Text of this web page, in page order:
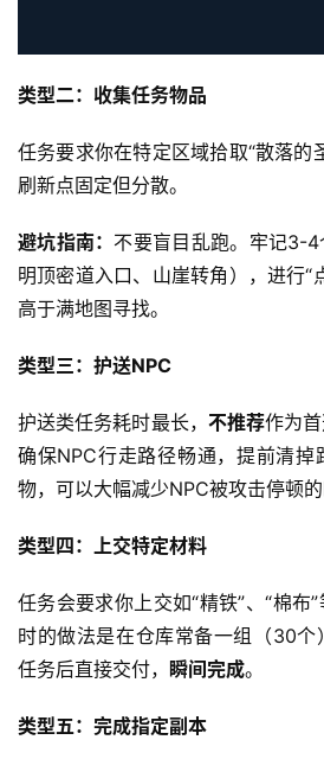
类型二：收集任务物品
任务要求你在特定区域拾取“散落的
刷新点固定但分散。
避坑指南： 不要盲目乱跑。牢记3-
明顶密道入口、山崖转角），进行“
高于满地图寻找。
类型三：护送NPC
护送类任务耗时最长， 不推荐作为
确保NPC行走路径畅通，提前清掉
物，可以大幅减少NPC被攻击停顿的
类型四：上交特定材料
任务会要求你上交如“精铁”、“棉布
时的做法是在仓库常备一组（30个
任务后直接交付， 瞬间完成。
类型五：完成指定副本